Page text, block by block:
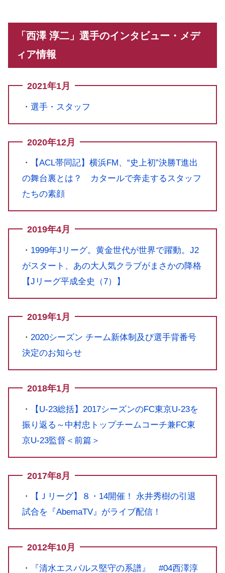
「西澤 淳二」選手のインタビュー・メデ
ィア情報
2021年1月
・ 選手・スタッフ
2020年12月
・
【ACL帯同記】横浜FM、“史上初”決勝T進出
の舞台裏とは？ カタールで奔走するスタッフ
たちの素顔
2019年4月
・ 1999年Jリーグ。黄金世代が世界で躍動。J2
がスタート、あの大人気クラブがまさかの降格
【Jリーグ平成全史（7）】
2019年1月
・ 2020シーズン チーム新体制及び選手背番号
決定のお知らせ
2018年1月
・
【U-23総括】2017シーズンのFC東京U-23を
振り返る～中村忠トップチームコーチ兼FC東
京U-23監督＜前篇＞
2017年8月
・
【Ｊリーグ】８・14開催！ 永井秀樹の引退
試合を『AbemaTV』がライブ配信！
2012年10月
・ 『清水エスパルス堅守の系譜』 #04西澤淳